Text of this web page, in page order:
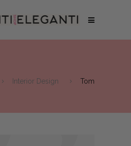
Interior Design
Tom